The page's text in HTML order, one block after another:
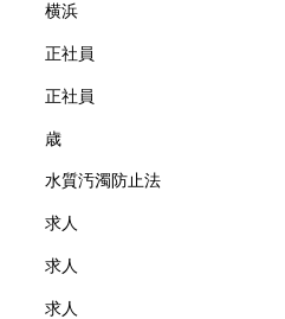
横浜
正社員
正社員
歳
水質汚濁防止法
求人
求人
求人